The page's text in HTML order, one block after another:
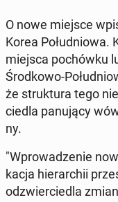
O nowe miejsce
Korea Po­łu­dnio­wa.
miejsca po­chów­ku
Środ­ko­wo-
że struk­tu­ra tego
cie­dla pa­nu­ją­cy
ny.
"Wpro­wa­dze­nie
ka­cja hie­rar­chii
od­zwier­cie­dla